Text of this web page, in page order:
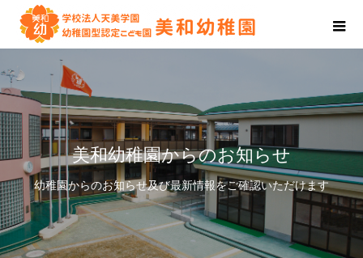
美和幼稚園からのお知らせ
幼稚園からのお知らせ及び最新情報をご確認いただけます